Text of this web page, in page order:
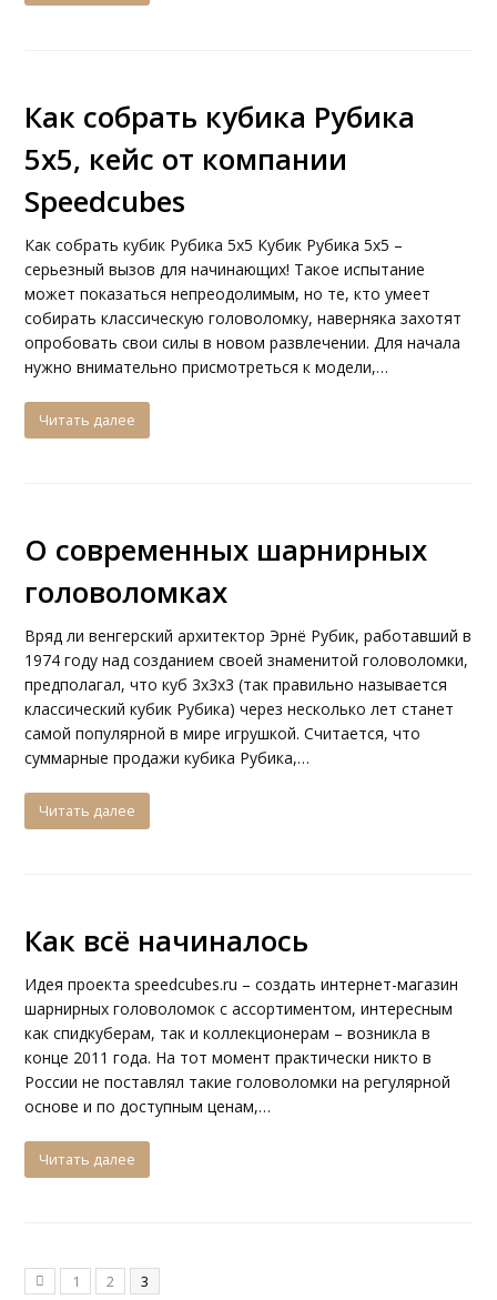
Как собрать кубика Рубика
5х5, кейс от компании
Speedcubes
Как собрать кубик Рубика 5х5 Кубик Рубика 5х5 –
серьезный вызов для начинающих! Такое испытание
может показаться непреодолимым, но те, кто умеет
собирать классическую головоломку, наверняка захотят
опробовать свои силы в новом развлечении. Для начала
нужно внимательно присмотреться к модели,…
Читать далее
О современных шарнирных
головоломках
Вряд ли венгерский архитектор Эрнё Рубик, работавший в
1974 году над созданием своей знаменитой головоломки,
предполагал, что куб 3х3х3 (так правильно называется
классический кубик Рубика) через несколько лет станет
самой популярной в мире игрушкой. Считается, что
суммарные продажи кубика Рубика,…
Читать далее
Как всё начиналось
Идея проекта speedcubes.ru – создать интернет-магазин
шарнирных головоломок с ассортиментом, интересным
как спидкуберам, так и коллекционерам – возникла в
конце 2011 года. На тот момент практически никто в
России не поставлял такие головоломки на регулярной
основе и по доступным ценам,…
Читать далее
1 2 3